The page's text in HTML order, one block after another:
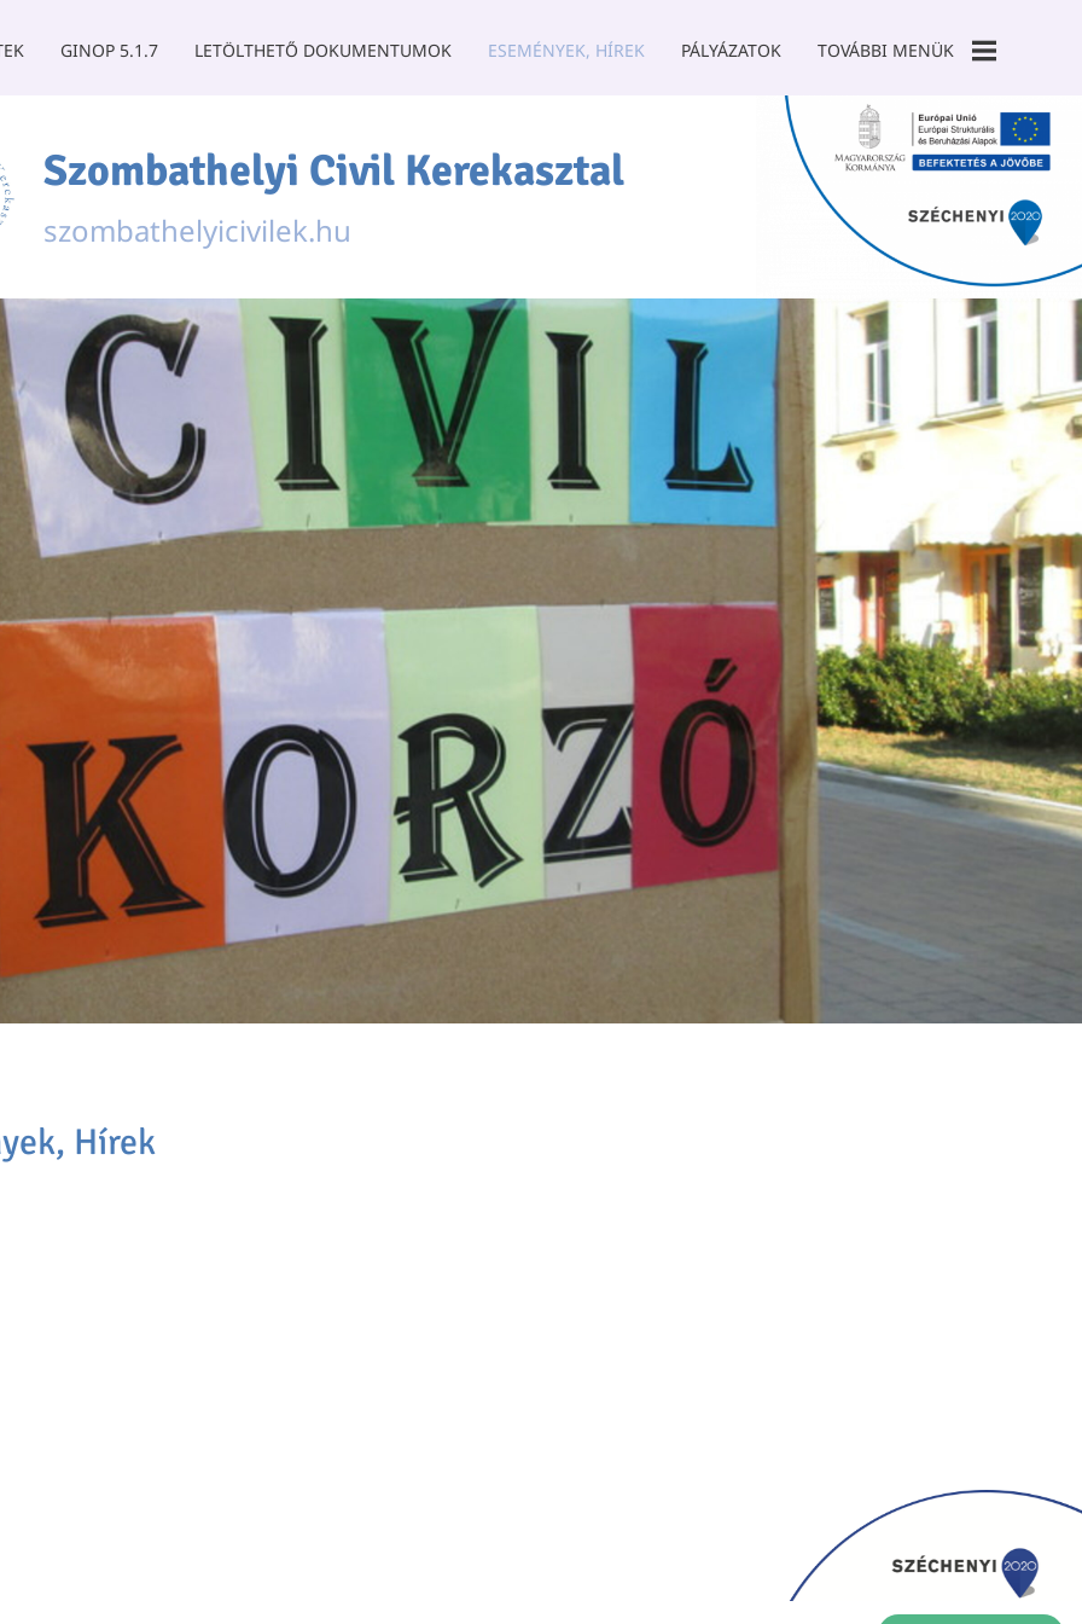
GINOP 5.1.7 LETÖLTHETŐ DOKUMENTUMOK ESEMÉNYEK, HÍREK PÁLYÁZATOK TOVÁBBI MENÜK
GALÉRIA
TÁMOGATÓK
SZCK TANODA
Szombathelyi Civil Kerekasztal
szombathelyicivilek.hu
Hírek